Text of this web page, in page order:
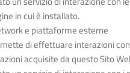
in cui è installato.
e piattaforme esterne
di effettuare interazioni
acquisite da questo Sito